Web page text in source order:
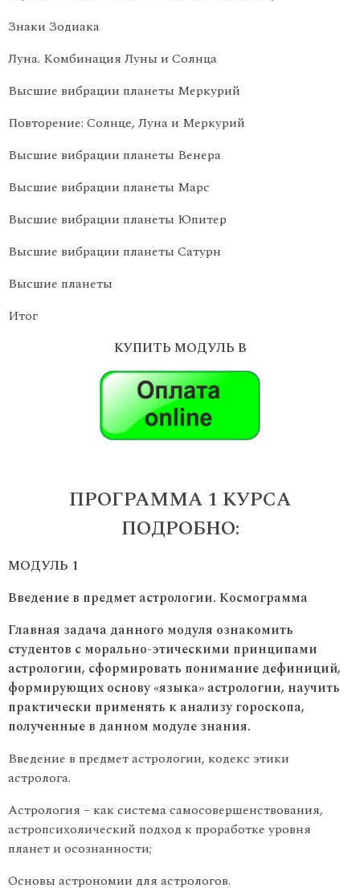
Знаки Зодиака
Луна. Комбинация Луны и Солнца
Высшие вибрации планеты Меркурий
Повторение: Солнце, Луна и Меркурий
Высшие вибрации планеты Венера
Высшие вибрации планеты Марс
Высшие вибрации планеты Юпитер
Высшие вибрации планеты Сатурн
Высшие планеты
Итог
КУПИТЬ МОДУЛЬ В
ПРОГРАММА 1 КУРСА
ПОДРОБНО:
МОДУЛЬ 1
Введение в предмет астрологии. Космограмма
Главная задача данного модуля ознакомить
студентов с морально-этическими принципами
астрологии, сформировать понимание дефиниций,
формирующих основу «языка» астрологии, научить
практически применять к анализу гороскопа,
полученные в данном модуле знания.
Введение в предмет астрологии, кодекс этики
астролога.
Астрология – как система самосовершенствования,
астропсихолический подход к проработке уровня
планет и осознанности;
Основы астрономии для астрологов.